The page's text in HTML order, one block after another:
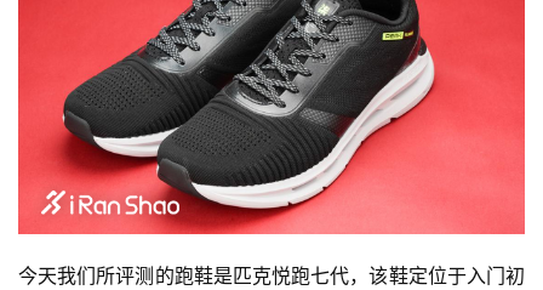
今天我们所评测的跑鞋是匹克悦跑七代，该鞋定位于入门初